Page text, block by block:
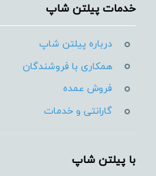
خدمات پیلتن شاپ
درباره پیلتن شاپ
همکاری با فروشندگان
فروش عمده
گارانتی و خدمات
با پیلتن شاپ